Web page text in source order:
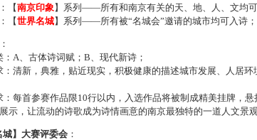
【南京印象】系列——所有和南京有关的天、地、人、文均可
【世界名城】系列——所有被“名城会”邀请的城市均可入诗；
：
A、古体诗词赋；B、现代新诗；
清新，典雅，贴近现实，积极健康的描述城市发展、人居
每首参赛作品限10行以内，入选作品将被制成精美挂牌，
示，让流动的诗歌成为诗情画意的南京最独特的一道人文
城】大赛评委会 ：